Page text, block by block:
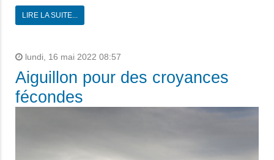
LIRE LA SUITE...
lundi, 16 mai 2022 08:57
Aiguillon pour des croyances
fécondes